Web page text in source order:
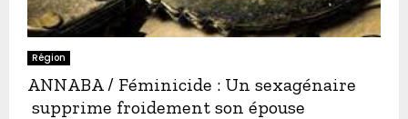
Région
ANNABA / Féminicide : Un sexagénaire
supprime froidement son épouse